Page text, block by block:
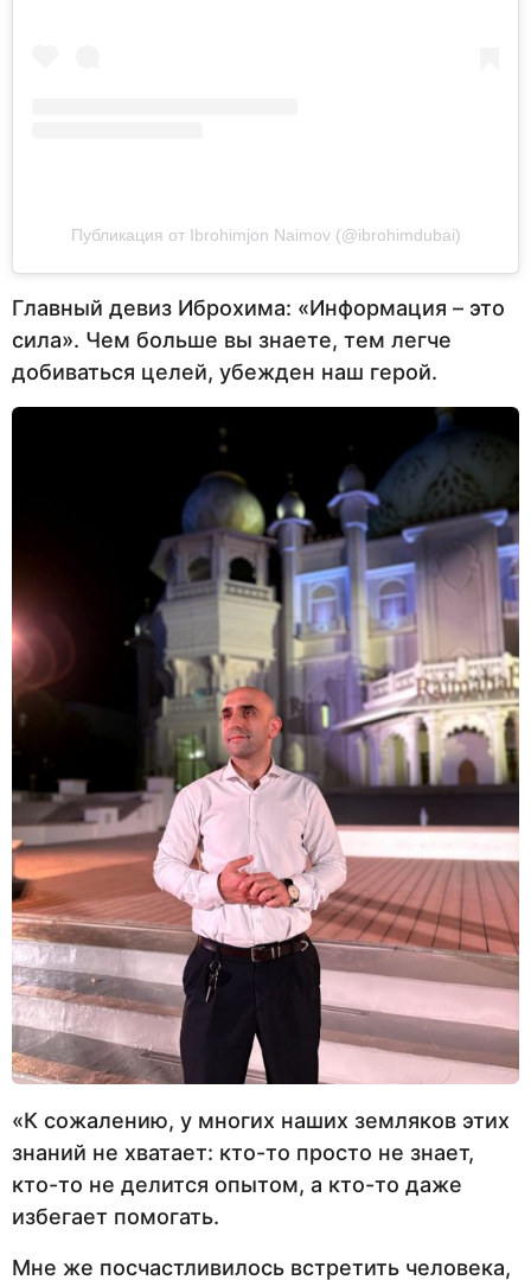
Публикация от Ibrohimjon Naimov (@ibrohimdubai)
Главный девиз Иброхима: «Информация – это
сила». Чем больше вы знаете, тем легче
добиваться целей, убежден наш герой.
«К сожалению, у многих наших земляков этих
знаний не хватает: кто-то просто не знает,
кто-то не делится опытом, а кто-то даже
избегает помогать.
Мне же посчастливилось встретить человека,